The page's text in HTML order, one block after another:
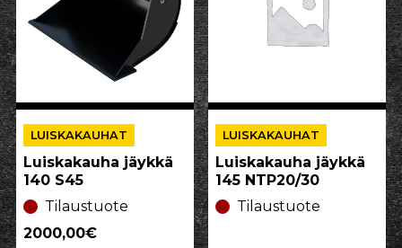
Luiskakauha jäykkä
140 S45
LUISKAKAUHAT
Tilaustuote
2000,00€
Luiskakauha jäykkä
145 NTP20/30
LUISKAKAUHAT
Tilaustuote